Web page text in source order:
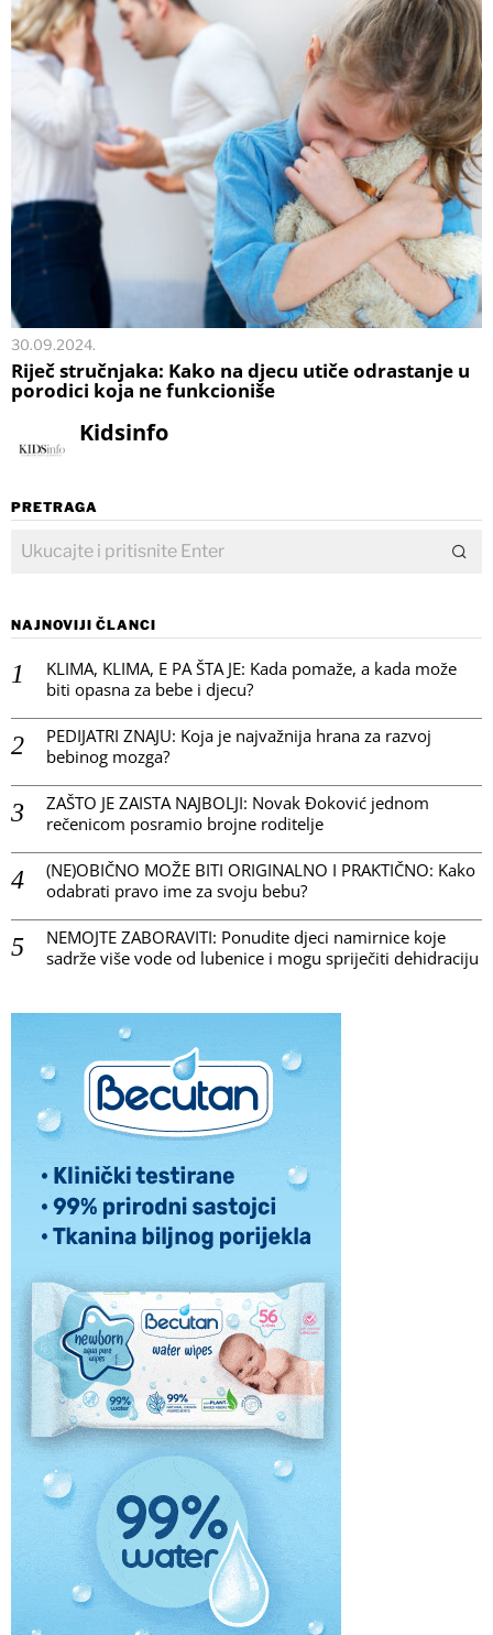
30.09.2024.
Riječ stručnjaka: Kako na djecu utiče odrastanje u
porodici koja ne funkcioniše
Kidsinfo
PRETRAGA
NAJNOVIJI ČLANCI
KLIMA, KLIMA, E PA ŠTA JE: Kada pomaže, a kada može
biti opasna za bebe i djecu?
PEDIJATRI ZNAJU: Koja je najvažnija hrana za razvoj
bebinog mozga?
ZAŠTO JE ZAISTA NAJBOLJI: Novak Đoković jednom
rečenicom posramio brojne roditelje
(NE)OBIČNO MOŽE BITI ORIGINALNO I PRAKTIČNO: Kako
odabrati pravo ime za svoju bebu?
NEMOJTE ZABORAVITI: Ponudite djeci namirnice koje
sadrže više vode od lubenice i mogu spriječiti dehidraciju